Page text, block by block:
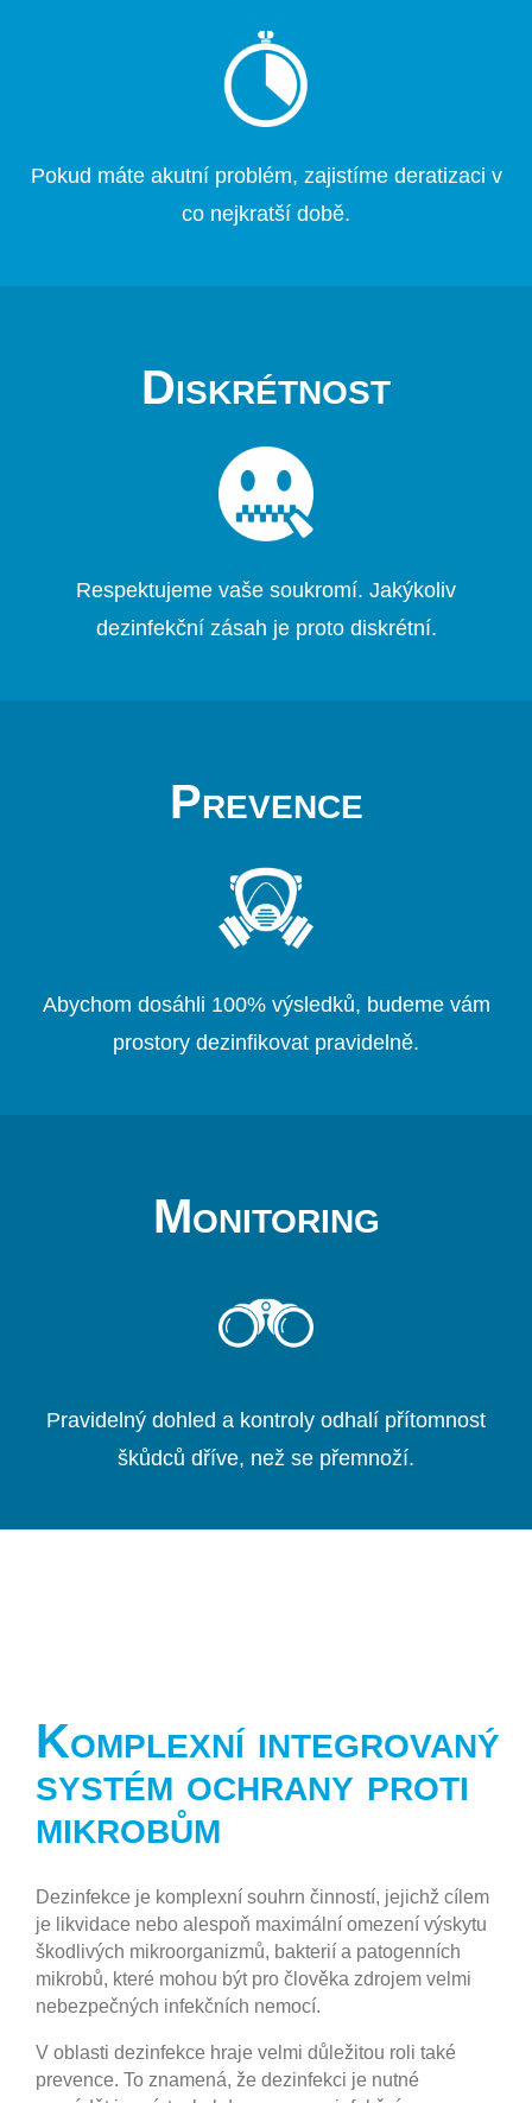
Pokud máte akutní problém, zajistíme deratizaci v
co nejkratší době.
Diskrétnost
Respektujeme vaše soukromí. Jakýkoliv
dezinfekční zásah je proto diskrétní.
Prevence
Abychom dosáhli 100% výsledků, budeme vám
prostory dezinfikovat pravidelně.
Monitoring
Pravidelný dohled a kontroly odhalí přítomnost
škůdců dříve, než se přemnoží.
Komplexní integrovaný
systém ochrany proti
mikrobům
Dezinfekce je komplexní souhrn činností, jejichž cílem
je likvidace nebo alespoň maximální omezení výskytu
škodlivých mikroorganizmů, bakterií a patogenních
mikrobů, které mohou být pro člověka zdrojem velmi
nebezpečných infekčních nemocí.
V oblasti dezinfekce hraje velmi důležitou roli také
prevence. To znamená, že dezinfekci je nutné